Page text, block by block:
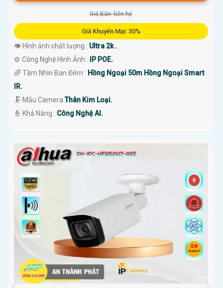
Giá Bán: liên hệ
Giá Khuyến Mại: 30%
👁 Hình ảnh chất lượng : Ultra 2k .
⚙ Công Nghệ Hình Ảnh :
IP POE.
🌈 Tầm Nhìn Ban Đêm : Hồng Ngoại 50m Hồng Ngoại Smart
IR.
🗜️ Mẫu CameraThân Kim Loại.
️👮 Khả Năng : Công Nghệ AI.